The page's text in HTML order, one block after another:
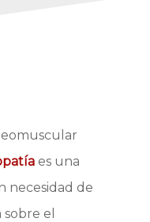
es una
necesidad de
el